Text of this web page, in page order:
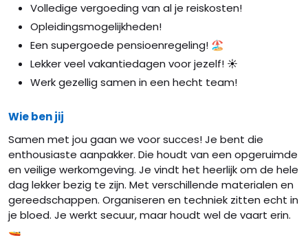
Volledige vergoeding van al je reiskosten!
Opleidingsmogelijkheden!
Een supergoede pensioenregeling! 🏖️
Lekker veel vakantiedagen voor jezelf! ☀️
Werk gezellig samen in een hecht team!
Wie ben jij
Samen met jou gaan we voor succes! Je bent die
enthousiaste aanpakker. Die houdt van een opgeruimde
en veilige werkomgeving. Je vindt het heerlijk om de hele
dag lekker bezig te zijn. Met verschillende materialen en
gereedschappen. Organiseren en techniek zitten echt in
je bloed. Je werkt secuur, maar houdt wel de vaart erin.
🚤